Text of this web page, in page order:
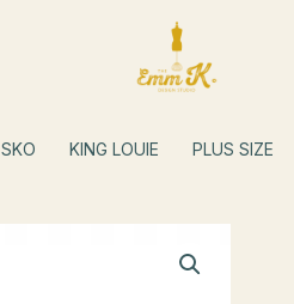
SKO KING LOUIE PLUS SIZE